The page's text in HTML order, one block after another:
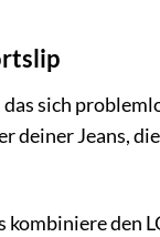
sich
deiner Jeans,
kombiniere den